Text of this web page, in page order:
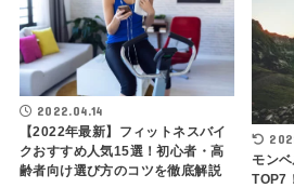
2022.04.14
【2022年最新】フィットネスバイ
クおすすめ人気15選！初心者・高
齢者向け選び方のコツを徹底解説
モン
TOP7